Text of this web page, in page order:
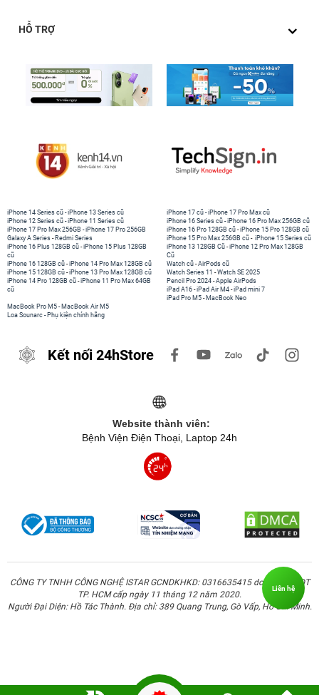
HỖ TRỢ
iPhone 14 Series cũ -iPhone 13 Series cũ
iPhone 12 Series cũ -iPhone 11 Series cũ
iPhone 17 Pro Max 256GB -iPhone 17 Pro 256GB
Galaxy A Series - Redmi Series
iPhone 17 cũ -iPhone 17 Pro Max cũ
iPhone 16 Series cũ - iPhone 16 Pro Max 256GB cũ
iPhone 16 Pro 128GB cũ -iPhone 15 Pro 128GB cũ
iPhone 15 Pro Max 256GB cũ - iPhone 15 Series cũ
iPhone 16 Plus 128GB cũ -iPhone 15 Plus 128GB
cũ
iPhone 16 128GB cũ -iPhone 14 Pro Max 128GB cũ
iPhone 15 128GB cũ -iPhone 13 Pro Max 128GB cũ
iPhone 14 Pro 128GB cũ -iPhone 11 Pro Max 64GB
cũ
iPhone 13 128GB Cũ -iPhone 12 Pro Max 128GB
Cũ
Watch cũ -AirPods cũ
Watch Series 11 -Watch SE 2025
Pencil Pro 2024 -Apple AirPods
iPad A16 -iPad Air M4 -iPad mini 7
iPad Pro M5 - MacBook Neo
MacBook Pro M5 - MacBook Air M5
Loa Sounarc - Phụ kiện chính hãng
Kết nối 24hStore
Website thành viên:
Bệnh Viện Điện Thoại, Laptop 24h
CÔNG TY TNHH CÔNG NGHỆ ISTAR GCNDKHKD: 0316635415 do Sở KH & ĐT
TP. HCM cấp ngày 11 tháng 12 năm 2020.
Người Đại Diện: Hồ Tác Thành. Địa chỉ: 389 Quang Trung, Gò Vấp, Hồ Chí Minh.
Liên hệ